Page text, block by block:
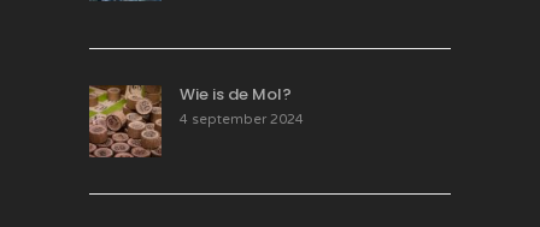
Wie is de Mol?
4 september 2024